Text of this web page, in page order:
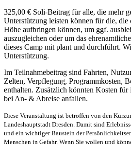
325,00 € Soli-Beitrag für alle, die mehr
Unterstützung leisten können für die,
Höhe aufbringen können, um ggf.
auszugleichen oder um das
dieses Camp mit plant und durchführt.
Unterstützung.
Im Teilnahmebeitrag sind Fahrten,
Zelten, Verpflegung, Programmkosten,
enthalten. Zusätzlich könnten Kosten
bei An- & Abreise anfallen.
Diese Veranstaltung ist betroffen von den
Landeshauptstadt Dresden. Damit sind
und ein wichtiger Baustein der
Menschen in Gefahr. Wenn Sie wollen und